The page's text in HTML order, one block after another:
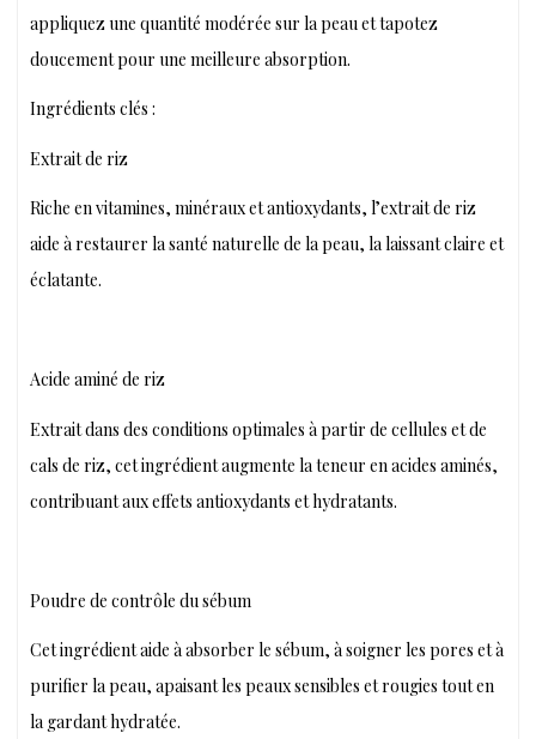
appliquez une quantité modérée sur la peau et tapotez
doucement pour une meilleure absorption.
Ingrédients clés :
Extrait de riz
Riche en vitamines, minéraux et antioxydants, l’extrait de riz
aide à restaurer la santé naturelle de la peau, la laissant claire et
éclatante.
Acide aminé de riz
Extrait dans des conditions optimales à partir de cellules et de
cals de riz, cet ingrédient augmente la teneur en acides aminés,
contribuant aux effets antioxydants et hydratants.
Poudre de contrôle du sébum
Cet ingrédient aide à absorber le sébum, à soigner les pores et à
purifier la peau, apaisant les peaux sensibles et rougies tout en
la gardant hydratée.